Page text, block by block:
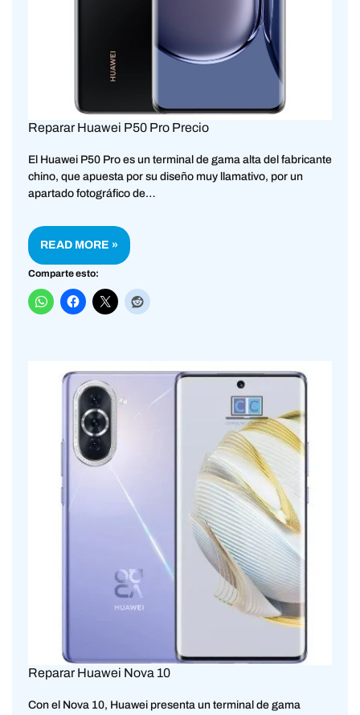
Reparar Huawei P50 Pro Precio
El Huawei P50 Pro es un terminal de gama alta del fabricante
chino, que apuesta por su diseño muy llamativo, por un
apartado fotográfico de…
READ MORE »
Comparte esto:
Reparar Huawei Nova 10
Con el Nova 10, Huawei presenta un terminal de gama